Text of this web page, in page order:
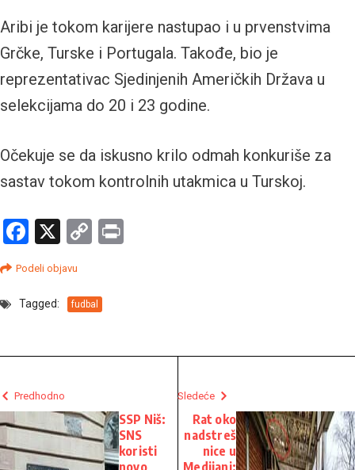
Aribi je tokom karijere nastupao i u prvenstvima
Grčke, Turske i Portugala. Takođe, bio je
reprezentativac Sjedinjenih Američkih Država u
selekcijama do 20 i 23 godine.
Očekuje se da iskusno krilo odmah konkuriše za
sastav tokom kontrolnih utakmica u Turskoj.
Facebook
X
Copy
Podeli objavu
Tagged: fudbal
Predhodno
SSP Niš:
SNS
koristi
novo
Sledeće
Rat oko
nadstreš
nice u
Medijani: